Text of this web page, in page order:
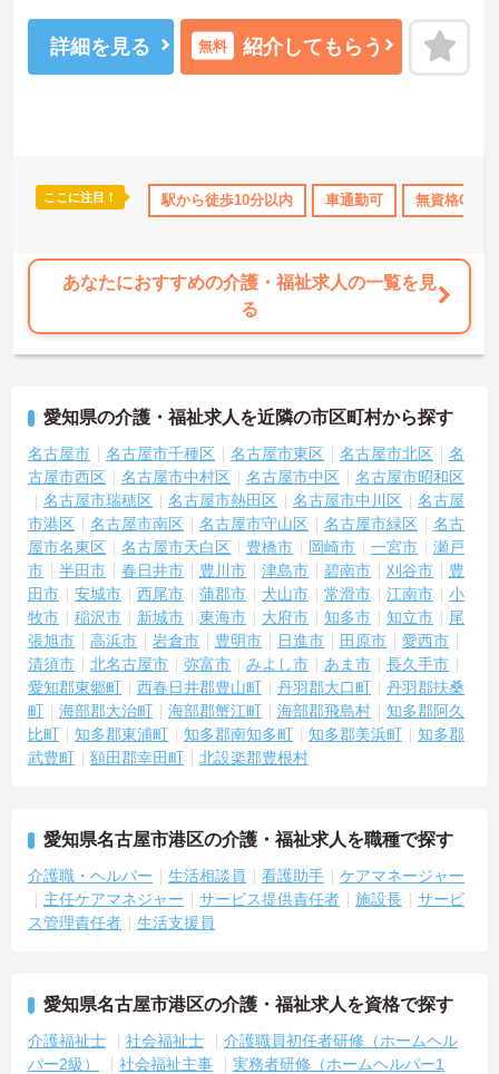
住宅手当・補助 年間休日110日以上 資格取得サポート
ー通勤も可能で職員用の駐車場もありますので遠方からも通いやす
いです。
ご興味をお持ちの方には詳細の情報や面接のポイントをお伝えしま
詳細を見る 無料 紹介してもらう
ここに注目！ 駅から徒歩10分以内 車通勤可 無資格OK
あなたにおすすめの介護・福祉求人の一覧を見
る
愛知県の介護・福祉求人を近隣の市区町村から探す
名古屋市 名古屋市千種区 名古屋市東区 名古屋市北区
名
古屋市西区
名古屋市中村区 名古屋市中区
名古屋市昭和区
名古屋市瑞穂区
名古屋市熱田区 名古屋市中川区
名古屋
市港区
名古屋市南区 名古屋市守山区 名古屋市緑区
名古
屋市名東区
名古屋市天白区 豊橋市 岡崎市 一宮市
瀬戸
市
半田市 春日井市 豊川市 津島市 碧南市 刈谷市
豊
田市
安城市 西尾市 蒲郡市 犬山市 常滑市 江南市
小
牧市
稲沢市 新城市 東海市 大府市 知多市 知立市
尾
張旭市
高浜市 岩倉市 豊明市 日進市 田原市
愛西市
清須市
北名古屋市 弥富市 みよし市 あま市
長久手市
愛知郡東郷町
西春日井郡豊山町 丹羽郡大口町
丹羽郡扶桑
町
海部郡大治町 海部郡蟹江町 海部郡飛島村
知多郡阿久
比町
知多郡東浦町 知多郡南知多町 知多郡美浜町
知多郡
武豊町
額田郡幸田町 北設楽郡豊根村
愛知県名古屋市港区の介護・福祉求人を職種で探す
介護職・ヘルパー 生活相談員 看護助手
ケアマネージャー
主任ケアマネジャー
サービス提供責任者 施設長
サービ
ス管理責任者
生活支援員
愛知県名古屋市港区の介護・福祉求人を資格で探す
介護福祉士 社会福祉士
介護職員初任者研修（ホームヘル
パー2級）
社会福祉主事
実務者研修（ホームヘルパー1